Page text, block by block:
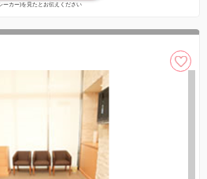
ーカー)を見たとお伝えください